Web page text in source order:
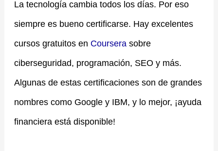
La tecnología cambia todos los días. Por eso
siempre es bueno certificarse. Hay excelentes
cursos gratuitos en Courserasobre
ciberseguridad, programación, SEO y más.
Algunas de estas certificaciones son de grandes
nombres como Google y IBM, y lo mejor, ¡ayuda
financiera está disponible!